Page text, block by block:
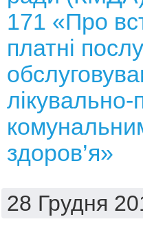
171 «Про
платні
здоров’я»
28 Грудня